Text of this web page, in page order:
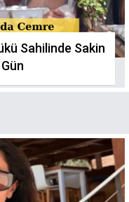
Sahilinde Sakin